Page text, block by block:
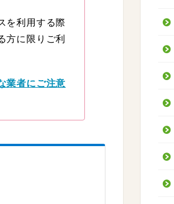
を利用する際
方に限りご利
業者にご注意